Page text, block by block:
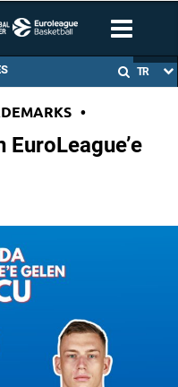
TR
•
EuroLeague’e